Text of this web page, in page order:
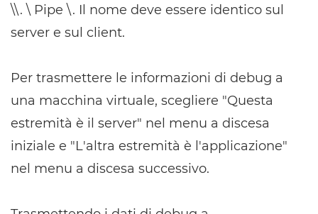
\\. \ Pipe \. Il nome deve essere identico sul
server e sul client.
Per trasmettere le informazioni di debug a
una macchina virtuale, scegliere "Questa
estremità è il server" nel menu a discesa
iniziale e "L'altra estremità è l'applicazione"
nel menu a discesa successivo.